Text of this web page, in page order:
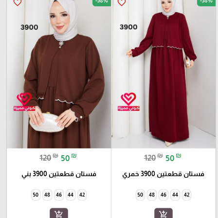
favorite_border
120₪ 50 ₪
فستان قطعتين 3900 خمري
42
44
46
48
50
add_shopping_cart
favorite_border
120₪ 50 ₪
فستان قطعتين 3900 بني
42
44
46
48
50
add_shopping_cart